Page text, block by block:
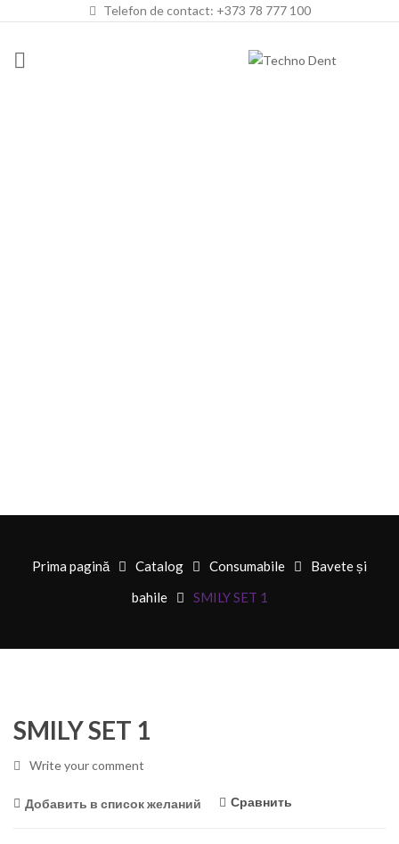
Telefon de contact: +373 78 777 100
Prima pagină Catalog Consumabile
Bavete și
bahile
SMILY SET 1
SMILY SET 1
Write your comment
Добавить в список желаний Сравнить